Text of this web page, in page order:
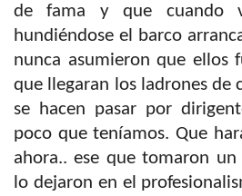
de fama y que cuando
hundiéndose el barco
nunca asumieron que ellos
que llegaran los ladrones de
se hacen pasar por
poco que teníamos. Que
ahora.. ese que tomaron
lo dejaron en el